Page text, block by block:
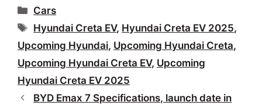
Categories
Cars
Tags
Hyundai Creta EV, Hyundai Creta EV 2025,
Upcoming Hyundai, Upcoming Hyundai Creta,
Upcoming Hyundai Creta EV, Upcoming
Hyundai Creta EV 2025
BYD Emax 7 Specifications, launch date in